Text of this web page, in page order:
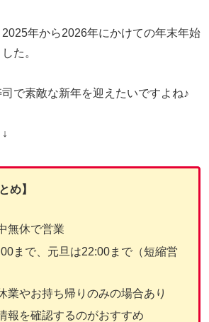
年から2026年にかけての年末年始
た。
で素敵な新年を迎えたいですよね♪
め】
無休で営業
まで、元旦は22:00まで（短縮営
業やお持ち帰りのみの場合あり
報を確認するのがおすすめ